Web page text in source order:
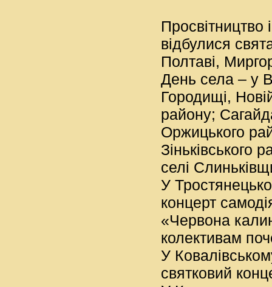
відбулися
Полтаві,
День села – у
Городищі,
району;
Оржицького
Зіньківського
селі
У
концерт
«Червона
колективам
У
святковий